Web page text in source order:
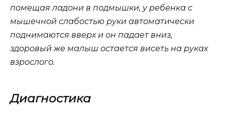
помещая ладони в подмышки, у ребенка с
мышечной слабостью руки автоматически
поднимаются вверх и он падает вниз,
здоровый же малыш остается висеть на руках
взрослого.
Диагностика